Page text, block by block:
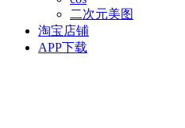
二次元美图
淘宝店铺
APP下载